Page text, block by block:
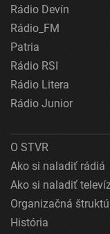
Rádio Devín
Rádio_FM
Patria
Rádio RSI
Rádio Litera
Rádio Junior
O STVR
Ako si naladiť rádiá
Ako si naladiť
Organizačná
História